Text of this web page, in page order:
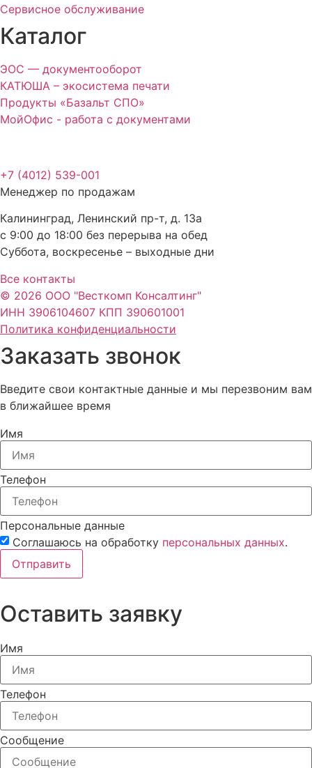
Сервисное обслуживание
Каталог
ЭОС — документооборот
КАТЮША – экосистема печати
Продукты «Базальт СПО»
МойОфис - работа с документами
+7 (4012) 539-001
Менеджер по продажам
Калининград, Ленинский пр-т, д. 13а
с 9:00 до 18:00 без перерыва на обед
Суббота, воскресенье – выходные дни
Все контакты
© 2026 ООО "Весткомп Консалтинг"
ИНН 3906104607 КПП 390601001
Политика конфиденциальности
Заказать звонок
Введите свои контактные данные и мы перезвоним вам
в ближайшее время
Имя
Телефон
Персональные данные
Соглашаюсь на обработку персональных данных.
Отправить
Оставить заявку
Имя
Телефон
Сообщение